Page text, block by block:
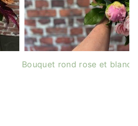
Bouquet rond rose et blanc